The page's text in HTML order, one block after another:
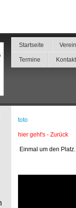
Startseite
Termine
toto
hier geht's - Zurück
Einmal um den